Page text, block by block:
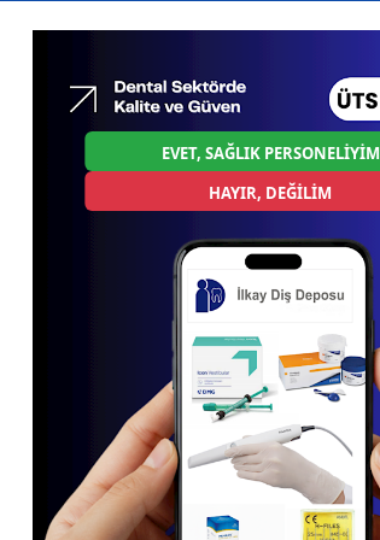
EVET, SAĞLIK PERSONELİYİM
HAYIR, DEĞİLİM